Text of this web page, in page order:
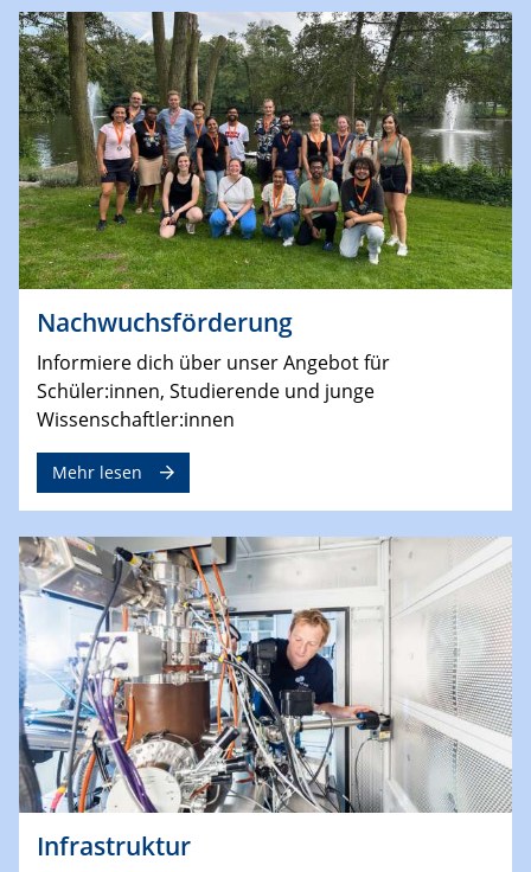
Nachwuchsförderung
Informiere dich über unser Angebot für
Schüler:innen, Studierende und junge
Wissenschaftler:innen
Mehr lesen
Infrastruktur